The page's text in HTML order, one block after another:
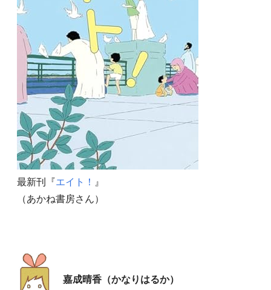
最新刊『エイト！
』
（あかね書房さん）
嘉成晴香（かなりはるか）